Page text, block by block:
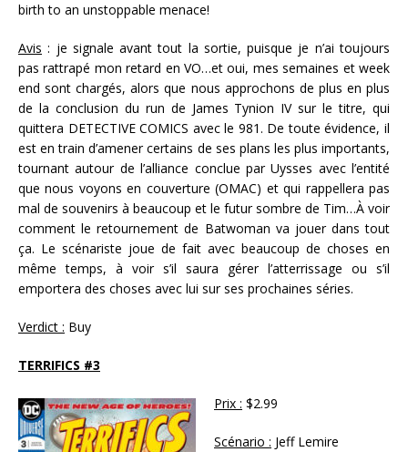
birth to an unstoppable menace!
Avis : je signale avant tout la sortie, puisque je n’ai toujours
pas rattrapé mon retard en VO…et oui, mes semaines et week
end sont chargés, alors que nous approchons de plus en plus
de la conclusion du run de James Tynion IV sur le titre, qui
quittera DETECTIVE COMICS avec le 981. De toute évidence, il
est en train d’amener certains de ses plans les plus importants,
tournant autour de l’alliance conclue par Uysses avec l’entité
que nous voyons en couverture (OMAC) et qui rappellera pas
mal de souvenirs à beaucoup et le futur sombre de Tim…À voir
comment le retournement de Batwoman va jouer dans tout
ça. Le scénariste joue de fait avec beaucoup de choses en
même temps, à voir s’il saura gérer l’atterrissage ou s’il
emportera des choses avec lui sur ses prochaines séries.
Verdict : Buy
TERRIFICS #3
Prix : $2.99
Scénario : Jeff Lemire